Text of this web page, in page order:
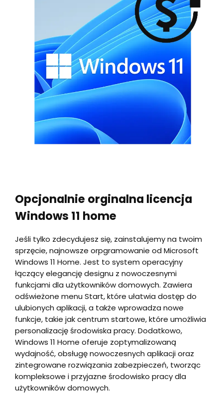
Opcjonalnie orginalna licencja
Windows 11 home
Jeśli tylko zdecydujesz się, zainstalujemy na twoim
sprzęcie, najnowsze orpgramowanie od Microsoft
Windows 11 Home. Jest to system operacyjny
łączący elegancję designu z nowoczesnymi
funkcjami dla użytkowników domowych. Zawiera
odświeżone menu Start, które ułatwia dostęp do
ulubionych aplikacji, a także wprowadza nowe
funkcje, takie jak centrum startowe, które umożliwia
personalizację środowiska pracy. Dodatkowo,
Windows 11 Home oferuje zoptymalizowaną
wydajność, obsługę nowoczesnych aplikacji oraz
zintegrowane rozwiązania zabezpieczeń, tworząc
kompleksowe i przyjazne środowisko pracy dla
użytkowników domowych.